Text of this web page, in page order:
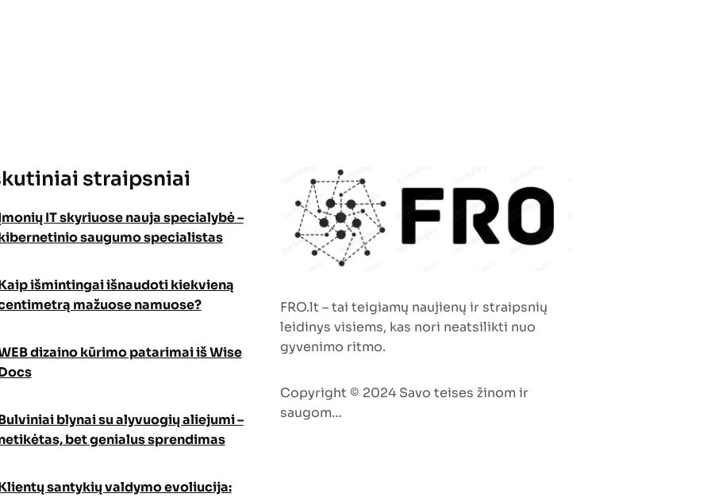
straipsniai
IT skyriuose nauja specialybė –
saugumo specialistas
išmintingai išnaudoti kiekvieną
mažuose namuose?
dizaino kūrimo patarimai iš Wise
blynai su alyvuogių aliejumi –
bet genialus sprendimas
santykių valdymo evoliucija:
FRO.lt – tai teigiamų naujienų ir straipsnių
leidinys visiems, kas nori neatsilikti nuo
gyvenimo ritmo.
Copyright © 2024 Savo teises žinom ir
saugom…